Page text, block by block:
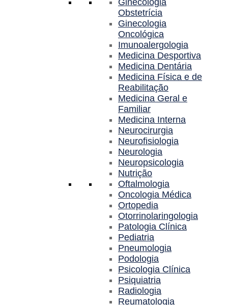
Ginecologia
Obstetrícia
Ginecologia
Oncológica
Imunoalergologia
Medicina Desportiva
Medicina Dentária
Medicina Física e de
Reabilitação
Medicina Geral e
Familiar
Medicina Interna
Neurocirurgia
Neurofisiologia
Neurologia
Neuropsicologia
Nutrição
Oftalmologia
Oncologia Médica
Ortopedia
Otorrinolaringologia
Patologia Clínica
Pediatria
Pneumologia
Podologia
Psicologia Clínica
Psiquiatria
Radiologia
Reumatologia